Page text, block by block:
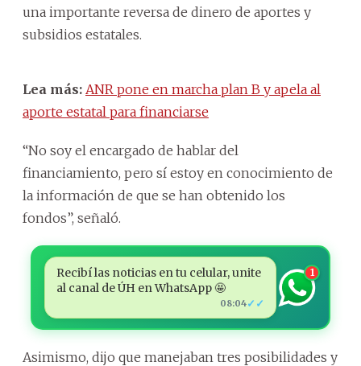
una importante reversa de dinero de aportes y
subsidios estatales.
Lea más: ANR pone en marcha plan B y apela al
aporte estatal para financiarse
“No soy el encargado de hablar del
financiamiento, pero sí estoy en conocimiento de
la información de que se han obtenido los
fondos”, señaló.
Recibí las noticias en tu celular, unite
al canal de ÚH en WhatsApp 🤩
08:04✓✓
1
Asimismo, dijo que manejaban tres posibilidades y